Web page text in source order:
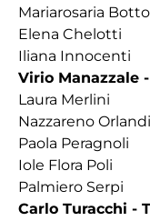
Mariarosaria
Elena Chelotti
Iliana Innocenti
Virio Manazzale
Laura Merlini
Nazzareno Orlandi
Paola Peragnoli
Iole Flora Poli
Palmiero Serpi
Carlo Turacchi -